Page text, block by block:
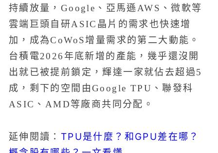
持續放量，Google、亞馬遜AWS、微軟等
雲端巨頭自研ASIC晶片的需求也快速增
加，成為CoWoS增量需求的第二大動能。
台積電2026年底新增的產能，幾乎還沒開
出就已被提前鎖定，輝達一家就佔去超過5
成，剩下的空間由Google TPU、聯發科
ASIC、AMD等廠商共同分配。
延伸閱讀： TPU是什麼？和GPU差在哪？